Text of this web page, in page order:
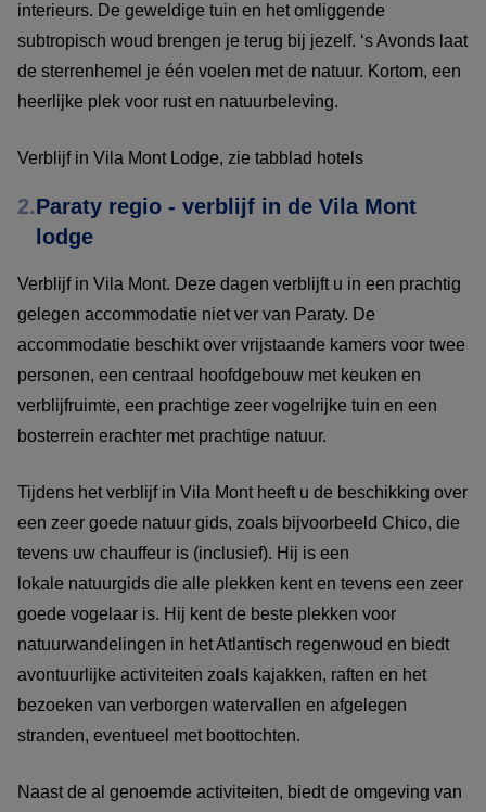
interieurs. De geweldige tuin en het omliggende
subtropisch woud brengen je terug bij jezelf. ‘s Avonds laat
de sterrenhemel je één voelen met de natuur. Kortom, een
heerlijke plek voor rust en natuurbeleving.
Verblijf in Vila Mont Lodge, zie tabblad hotels
2.Paraty regio - verblijf in de Vila Mont
lodge
Verblijf in Vila Mont. Deze dagen verblijft u in een prachtig
gelegen accommodatie niet ver van Paraty. De
accommodatie beschikt over vrijstaande kamers voor twee
personen, een centraal hoofdgebouw met keuken en
verblijfruimte, een prachtige zeer vogelrijke tuin en een
bosterrein erachter met prachtige natuur.
Tijdens het verblijf in Vila Mont heeft u de beschikking over
een zeer goede natuur gids, zoals bijvoorbeeld Chico, die
tevens uw chauffeur is (inclusief). Hij is een
lokale natuurgids die alle plekken kent en tevens een zeer
goede vogelaar is. Hij kent de beste plekken voor
natuurwandelingen in het Atlantisch regenwoud en biedt
avontuurlijke activiteiten zoals kajakken, raften en het
bezoeken van verborgen watervallen en afgelegen
stranden, eventueel met boottochten.
Naast de al genoemde activiteiten, biedt de omgeving van